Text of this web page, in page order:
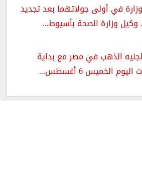
في أولى جولاتهما بعد تجديد
وكيل وزارة الصحة بأسيوط...
الذهب في مصر مع بداية
الخميس 6 أغسطس...